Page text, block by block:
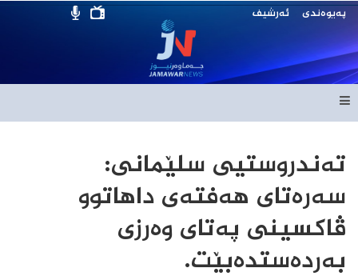
پەیوەندی ئەرشیف
تەندروستیی سلێمانی:
سەرەتای هەفتەی داهاتوو
ڤاکسینی پەتای وەرزی
بەردەستدەبێت.